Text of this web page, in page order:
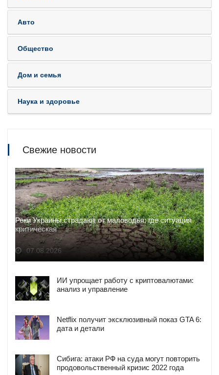
Авто
Общество
Дом и семья
Наука и здоровье
Свежие новости
Реки Украины страдают от маловодья: где ситуация
критическая
07.08.2026
ИИ упрощает работу с криптовалютами:
анализ и управление
Netflix получит эксклюзивный показ GTA 6:
дата и детали
Сибига: атаки РФ на суда могут повторить
продовольственный кризис 2022 года